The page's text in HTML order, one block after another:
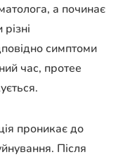
а починає
симптоми
час, протее
проникає до
Після